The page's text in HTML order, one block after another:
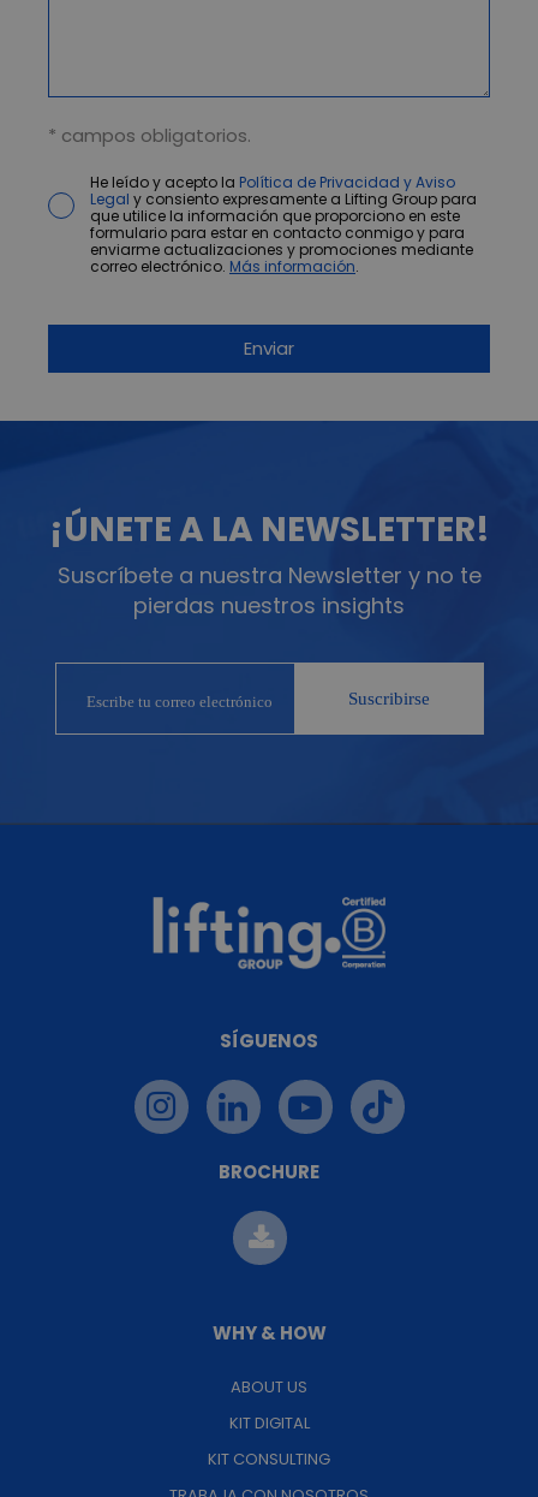
* campos obligatorios.
He leído y acepto la Política de Privacidad y Aviso
Legal y consiento expresamente a Lifting Group para
que utilice la información que proporciono en este
formulario para estar en contacto conmigo y para
enviarme actualizaciones y promociones mediante
correo electrónico. Más información.
¡ÚNETE A LA NEWSLETTER!
Suscríbete a nuestra Newsletter y no te
pierdas nuestros insights
SÍGUENOS
BROCHURE
WHY & HOW
ABOUT US
KIT DIGITAL
KIT CONSULTING